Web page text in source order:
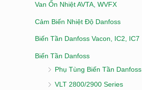
Van Ổn Nhiệt AVTA, WVFX
Cảm Biến Nhiệt Độ Danfoss
Biến Tần Danfoss Vacon, IC2, IC7
Biến Tần Danfoss
Phụ Tùng Biến Tần Danfoss
VLT 2800/2900 Series